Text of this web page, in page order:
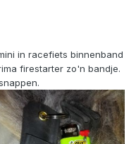
in racefiets binnenband
firestarter zo'n bandje.